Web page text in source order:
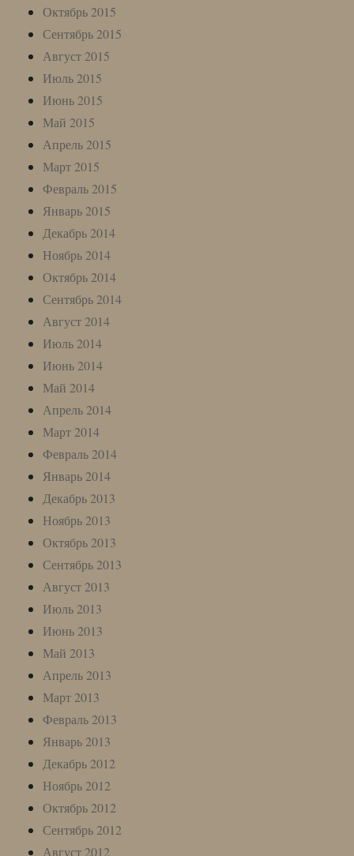
Октябрь 2015
Сентябрь 2015
Август 2015
Июль 2015
Июнь 2015
Май 2015
Апрель 2015
Март 2015
Февраль 2015
Январь 2015
Декабрь 2014
Ноябрь 2014
Октябрь 2014
Сентябрь 2014
Август 2014
Июль 2014
Июнь 2014
Май 2014
Апрель 2014
Март 2014
Февраль 2014
Январь 2014
Декабрь 2013
Ноябрь 2013
Октябрь 2013
Сентябрь 2013
Август 2013
Июль 2013
Июнь 2013
Май 2013
Апрель 2013
Март 2013
Февраль 2013
Январь 2013
Декабрь 2012
Ноябрь 2012
Октябрь 2012
Сентябрь 2012
Август 2012